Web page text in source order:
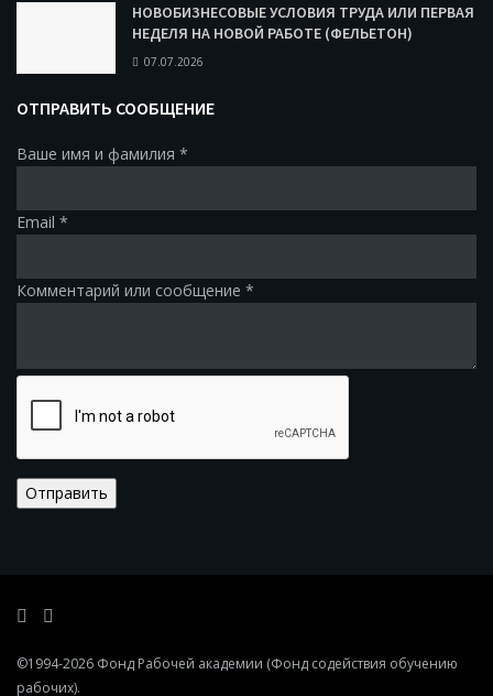
НОВОБИЗНЕСОВЫЕ УСЛОВИЯ ТРУДА ИЛИ ПЕРВАЯ
НЕДЕЛЯ НА НОВОЙ РАБОТЕ (ФЕЛЬЕТОН)
07.07.2026
ОТПРАВИТЬ СООБЩЕНИЕ
Ваше имя и фамилия *
Email *
Комментарий или сообщение *
Отправить
©1994-2026 Фонд Рабочей академии (Фонд содействия обучению
рабочих).